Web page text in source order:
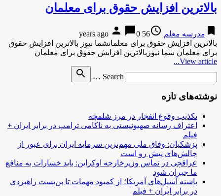
بالاترین افزایش حقوق برای معلمان
bookmark مدرسه معلم access_time
56 years ago
person chat_bubble0
بالاترین افزایش حقوق برای معلمانشما نیوز بالاترین افزایش حقوق
برای معلمان شما نیوزبالاترین افزایش حقوق برای معلمان
View article...
Search …
search
نوشته‌های تازه
تکذیب وقوع انفجار در مرز شلمچه
اعتراف رسانه صهیونیستی به ناکامی ترامپ در برابر ایران +
فیلم
پزشکیان: وفاق ملی مهم‌ترین سرمایه ایران برای عبور از
چالش‌های پیش رو است
عراقچی در تماس وزیرخارجه اوکراین: باید خسارات به منافع
ما جبران شود
پاشنه آشیل‌های آمریکا؛ از کمبود مهمات تا بن‌بست راهبردی
در برابر ایران + فیلم